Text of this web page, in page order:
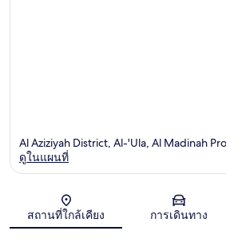
แผนที่
Al Aziziyah District, Al-'Ula, Al Madinah
ดูในแผนที่
สถานที่ใกล้เคียง การเดินทาง